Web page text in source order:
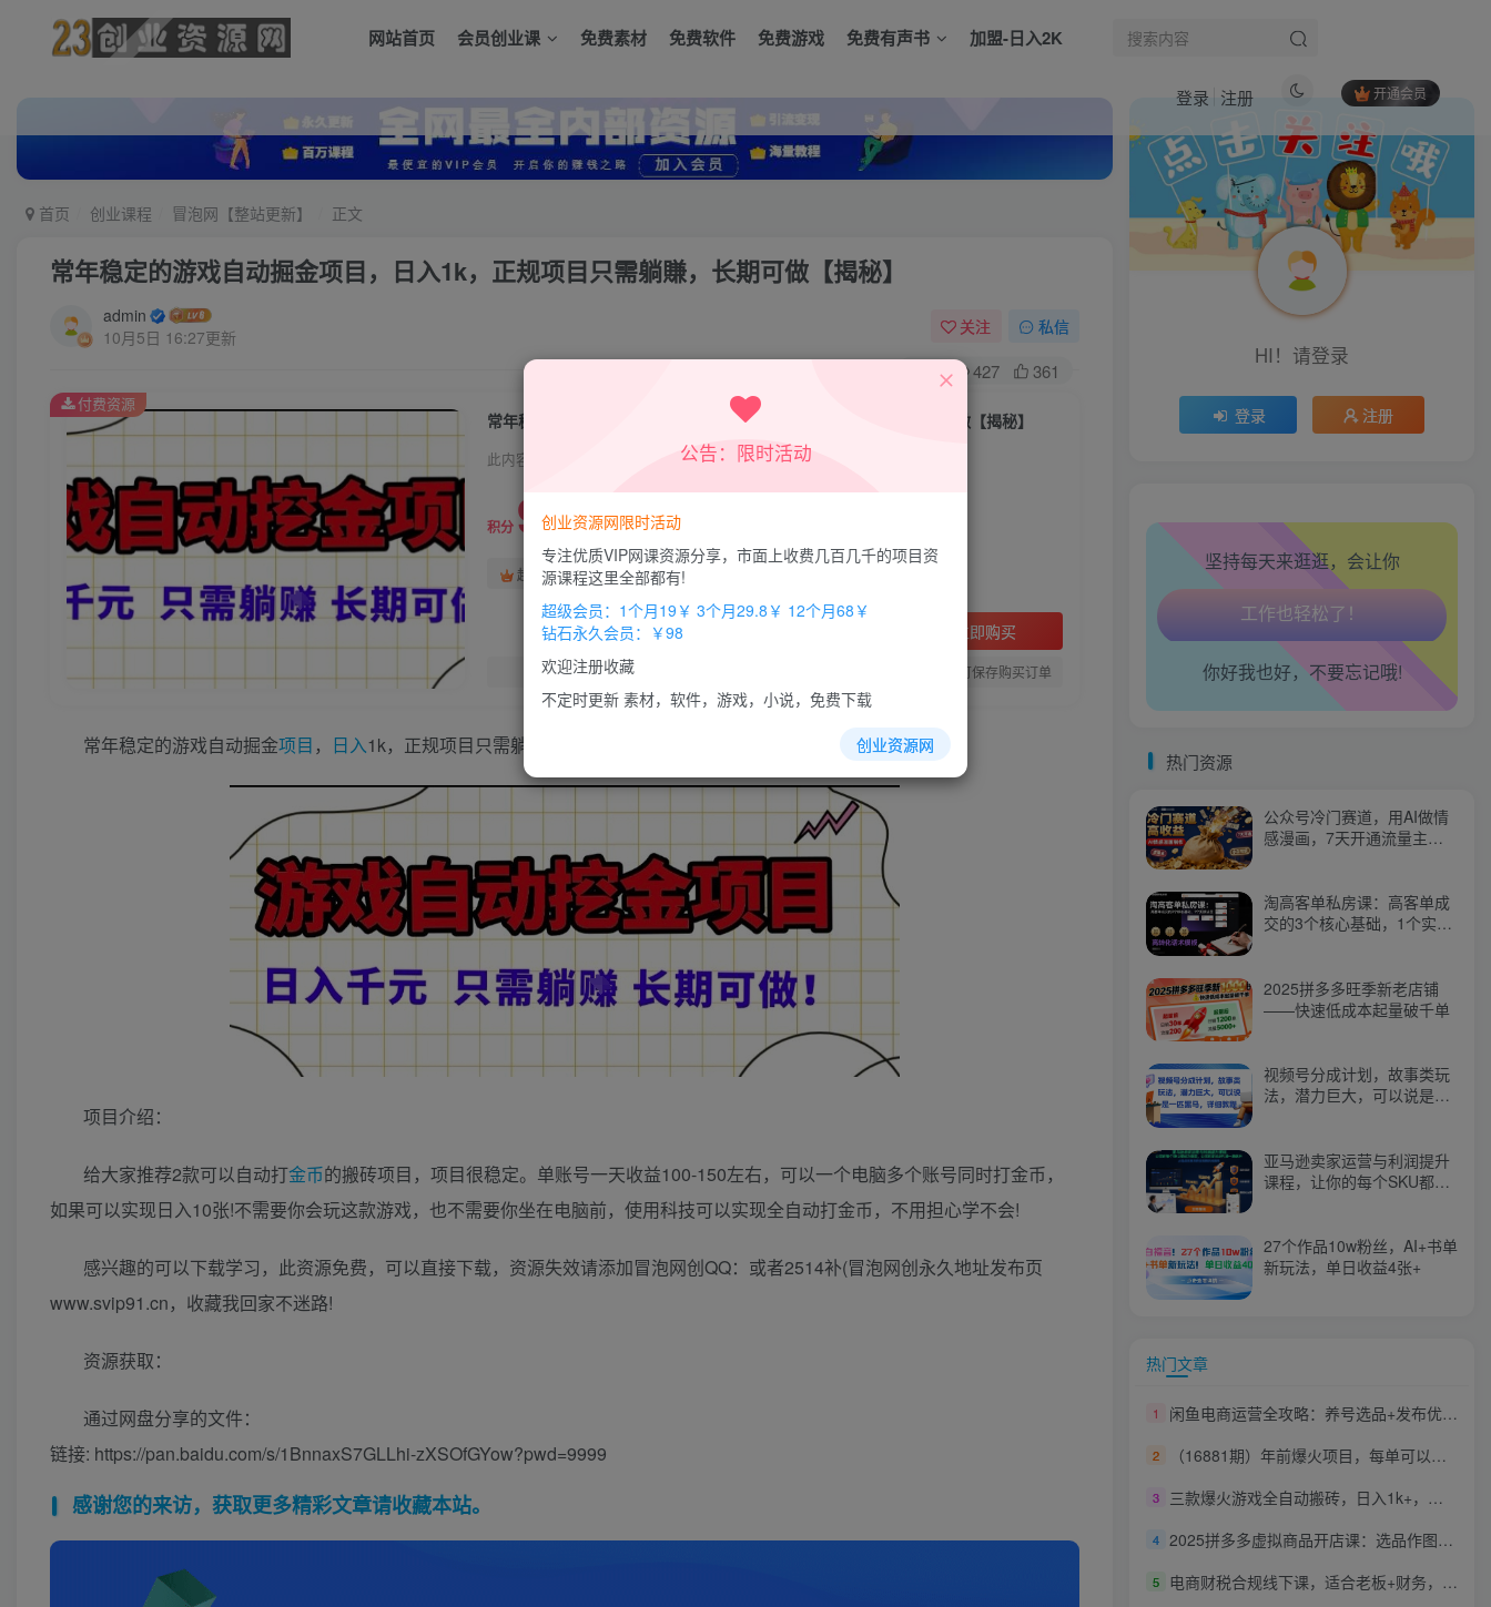
网站首页 会员创业课 免费素材 免费软件 免费游戏 免费有声书 加盟-日入2K
开通会员
登录 注册
首页 创业课程 冒泡网【整站更新】 正文
常年稳定的游戏自动掘金项目，日入1k，正规项目只需躺賺，长期可做【揭秘】
admin
10月5日 16:27更新
关注 私信
427 361
常年稳定的游戏自动掘金项目，日入1k，正规项目只需躺賺，长期可做【揭秘】
此内容为付费资源，请付费后查看
积分 9.9
超级会员免费 钻石会员
立即购买
您当前未登录！建议登陆后购买，办理会员包月更省钱，可保存购买订单
付费资源
常年稳定的游戏自动掘金项目 ， 日入1k，正规项目只需躺賺，长期可做【揭秘】
项目介绍：
给大家推荐2款可以自动打金币的搬砖项目，项目很稳定。单账号一天收益100-150左右，可以一个电脑多个账号同时打金币，
如果可以实现日入10张!不需要你会玩这款游戏，也不需要你坐在电脑前，使用科技可以实现全自动打金币，不用担心学不会!
感兴趣的可以下载学习，此资源免费，可以直接下载，资源失效请添加冒泡网创QQ：或者2514补(冒泡网创永久地址发布页
www.svip91.cn，收藏我回家不迷路!
资源获取：
通过网盘分享的文件：
链接: https://pan.baidu.com/s/1BnnaxS7GLLhi-zXSOfGYow?pwd=9999
感谢您的来访，获取更多精彩文章请收藏本站。
热门文章
闲鱼电商运营全攻略：养号选品+发布优化+截流变现，新手日出20单秘籍
（16881期）年前爆火项目，每单可以赚个300-2000，5天赚了7300
三款爆火游戏全自动搬砖，日入1k+，当天上手就见收益，可批量矩阵无限放大【揭秘】
2025拼多多虚拟商品开店课：选品作图+自动发货+广告投放，新手轻松盈利
电商财税合规线下课，适合老板+财务，教你规避涉税风险，实现低成本合规经营
HI！请登录
登录 注册
坚持每天来逛逛，会让你
生活也美好了！
心情也舒畅了！
腿也不痛了！
腰也不酸了！
工作也轻松了！
你好我也好，不要忘记哦!
热门资源
公众号冷门赛道，用AI做情
感漫画，7天开通流量主，
淘高客单私房课：高客单成
交的3个核心基础，1个实操
2025拼多多旺季新老店铺
——快速低成本起量破千单
视频号分成计划，故事类玩
法，潜力巨大，可以说是一
亚马逊卖家运营与利润提升
课程，让你的每个SKU都成
27个作品10w粉丝，AI+书单
新玩法，单日收益4张+
热门文章
1 闲鱼电商运营全攻略：养号选品+发布优化+截流变现，新手日出20单秘籍
2 （16881期）年前爆火项目，每单可以赚个300-2000，5天赚了7300
3 三款爆火游戏全自动搬砖，日入1k+，当天上手就见收益，可批量矩阵无限放大【揭秘】
4 2025拼多多虚拟商品开店课：选品作图+自动发货+广告投放，新手轻松盈利
5 电商财税合规线下课，适合老板+财务，教你规避涉税风险，实现低成本合规经营
公告：限时活动
创业资源网限时活动
专注优质VIP网课资源分享，市面上收费几百几千的项目资
源课程这里全部都有!
超级会员：1个月19￥ 3个月29.8￥ 12个月68￥
钻石永久会员：￥98
欢迎注册收藏
不定时更新 素材，软件，游戏，小说，免费下载
创业资源网